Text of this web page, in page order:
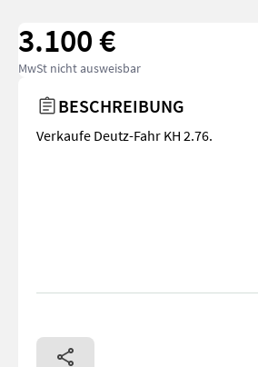
3.100 €
MwSt nicht ausweisbar
BESCHREIBUNG
Verkaufe Deutz-Fahr KH 2.76.